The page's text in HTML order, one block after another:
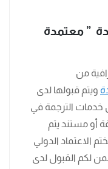
” معتمدة
من
ويتم قبولها لدى
خدمات الترجمة في
أو مستند يتم
الاعتماد الدولي
لكم القبول لدى